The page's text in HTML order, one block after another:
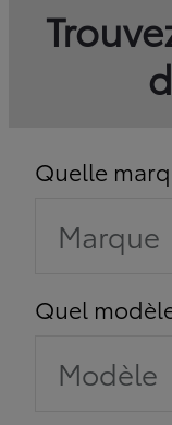
Quelle
Marque
Quel
Modèle